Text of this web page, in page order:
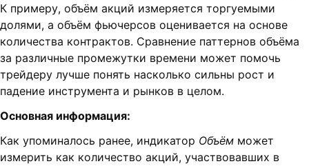
К примеру, объём акций измеряется торгуемыми
долями, а объём фьючерсов оценивается на основе
количества контрактов. Сравнение паттернов объёма
за различные промежутки времени может помочь
трейдеру лучше понять насколько сильны рост и
падение инструмента и рынков в целом.
Основная информация:
Как упоминалось ранее, индикатор Объём может
измерить как количество акций, участвовавших в